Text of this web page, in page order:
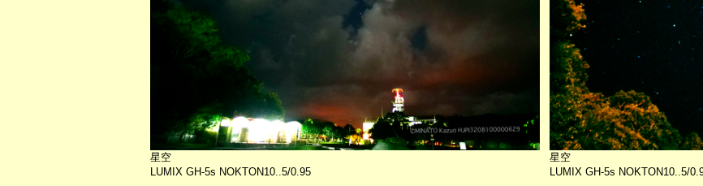
星空
LUMIX GH-5s NOKTON10..5/0.95
星空
LUMIX GH-5s NOKTON10..5/